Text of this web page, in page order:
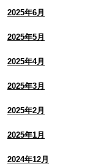
2025年6月
2025年5月
2025年4月
2025年3月
2025年2月
2025年1月
2024年12月